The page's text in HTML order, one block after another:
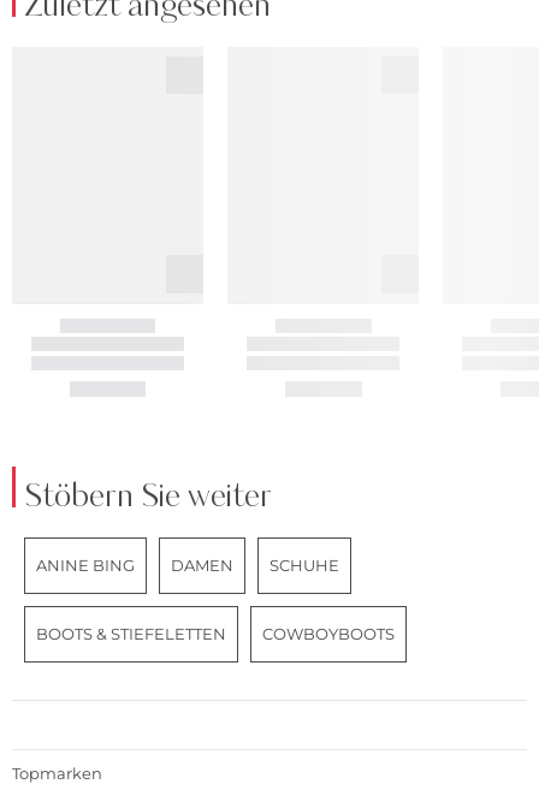
Stöbern Sie weiter
ANINE BING DAMEN SCHUHE
BOOTS & STIEFELETTEN COWBOYBOOTS
Topmarken